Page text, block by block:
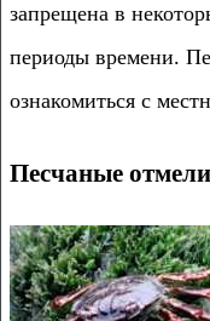
запрещена в
периоды времени.
ознакомиться с
Песчаные